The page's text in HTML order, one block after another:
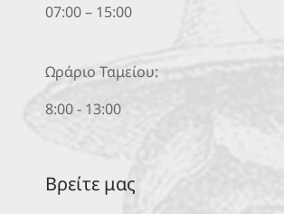
07:00 – 15:00
Ωράριο Ταμείου:
8:00 - 13:00
Βρείτε μας